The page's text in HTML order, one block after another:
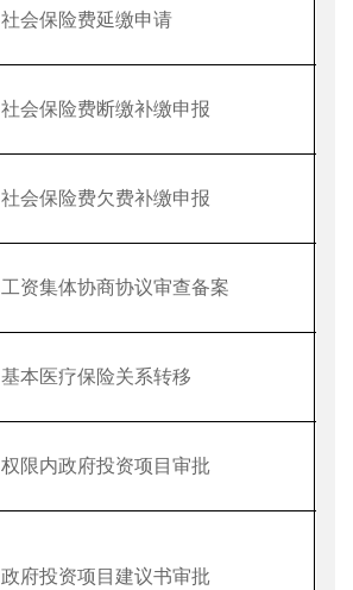
社会保险费延缴申请
社会保险费断缴补缴申报
社会保险费欠费补缴申报
工资集体协商协议审查备案
基本医疗保险关系转移
权限内政府投资项目审批
政府投资项目建议书审批